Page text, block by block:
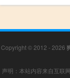
Copyright © 2012 - 2026
声明：本站内容来自互联